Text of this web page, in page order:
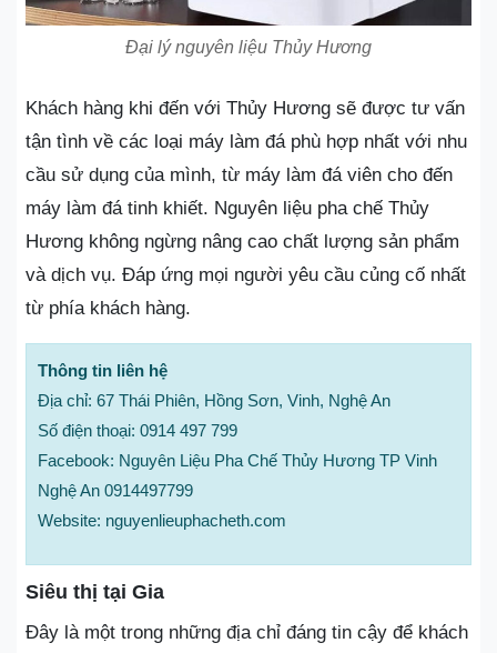
Đại lý nguyên liệu Thủy Hương
Khách hàng khi đến với Thủy Hương sẽ được tư vấn
tận tình về các loại máy làm đá phù hợp nhất với nhu
cầu sử dụng của mình, từ máy làm đá viên cho đến
máy làm đá tinh khiết. Nguyên liệu pha chế Thủy
Hương không ngừng nâng cao chất lượng sản phẩm
và dịch vụ. Đáp ứng mọi người yêu cầu củng cố nhất
từ ​​​​phía khách hàng.
Thông tin liên hệ
Địa chỉ: 67 Thái Phiên, Hồng Sơn, Vinh, Nghệ An
Số điện thoại: 0914 497 799
Facebook: Nguyên Liệu Pha Chế Thủy Hương TP Vinh
Nghệ An 0914497799
Website: nguyenlieuphacheth.com
Siêu thị tại Gia
Đây là một trong những địa chỉ đáng tin cậy để khách